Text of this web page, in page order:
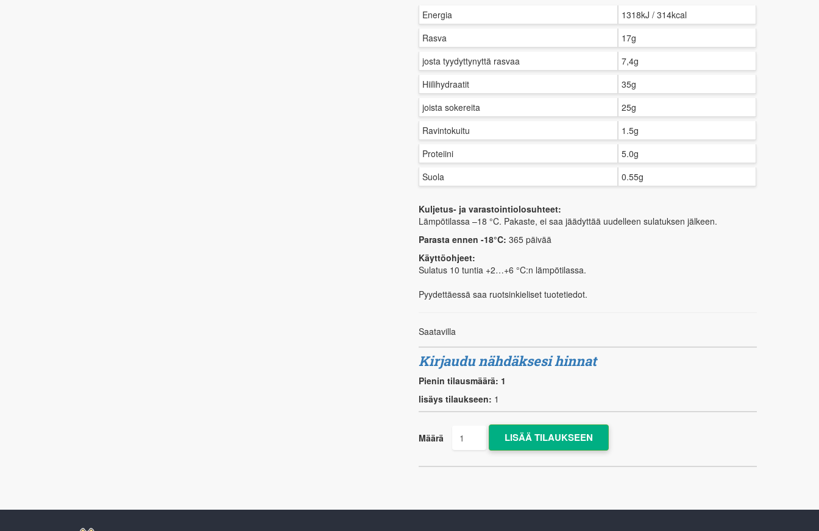
Energia
1318kJ / 314kcal
Rasva
17g
josta tyydyttynyttä rasvaa
7,4g
Hiilihydraatit
35g
joista sokereita
25g
Ravintokuitu
1.5g
Proteiini
5.0g
Suola
0.55g
Kuljetus- ja varastointiolosuhteet:
Lämpötilassa –18 °C. Pakaste, ei saa jäädyttää uudelleen sulatuksen jälkeen.
Parasta ennen -18°C: 365 päivää
Käyttöohjeet:
Sulatus 10 tuntia +2…+6 °C:n lämpötilassa.
Pyydettäessä saa ruotsinkieliset tuotetiedot.
Saatavilla
Kirjaudu nähdäksesi hinnat
Pienin tilausmäärä: 1
lisäys tilaukseen: 1
Määrä